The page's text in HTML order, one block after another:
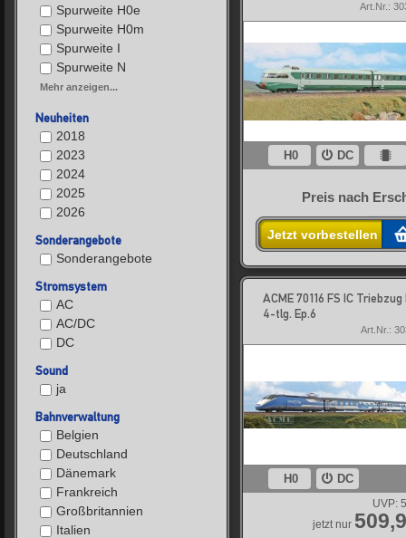
Spurweite H0e
Spurweite H0m
Spurweite I
Spurweite N
Mehr anzeigen...
Neuheiten
2018
2023
2024
2025
2026
Sonderangebote
Sonderangebote
Stromsystem
AC
AC/DC
DC
Sound
ja
Bahnverwaltung
Belgien
Deutschland
Dänemark
Frankreich
Großbritannien
Italien
Art.Nr.:
H0 DC
Preis nach
Jetzt vorbestellen
ACME 70116 FS IC Triebzug
4-tlg. Ep.6
Art.Nr.:
H0 DC
UVP:
jetzt nur